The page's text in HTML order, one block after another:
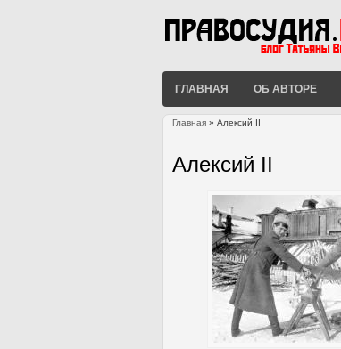
ГЛАВНАЯ ОБ АВТОРЕ
Главная » Алексий II
Алексий II